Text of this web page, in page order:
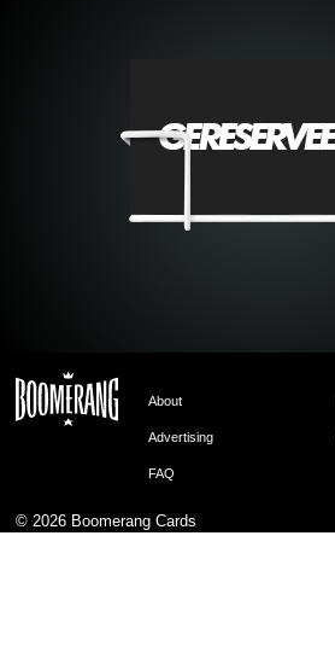
About
Advertising
FAQ
© 2026 Boomerang Cards